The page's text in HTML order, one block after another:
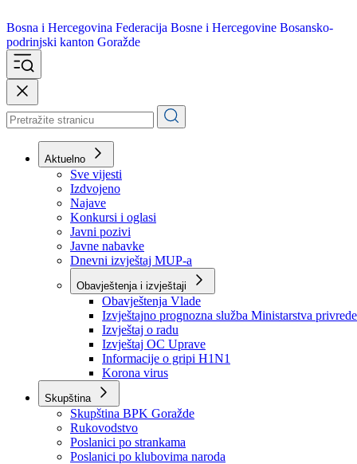
Bosna i Hercegovina
podrinjski kanton Goražde
Aktuelno
Sve vijesti
Izdvojeno
Najave
Konkursi i oglasi
Javni pozivi
Javne nabavke
Dnevni izvještaj MUP-a
Obavještenja i izvještaji
Obavještenja Vlade
Izvještajno prognozna služba Ministarstva privrede
Izvještaj o radu
Izvještaj OC Uprave
Informacije o gripi H1N1
Korona virus
Skupština
Skupština BPK Goražde